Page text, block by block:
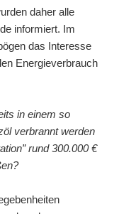
daher alle
informiert. Im
das Interesse
Energieverbrauch
in einem so
verbrannt werden
rund 300.000 €